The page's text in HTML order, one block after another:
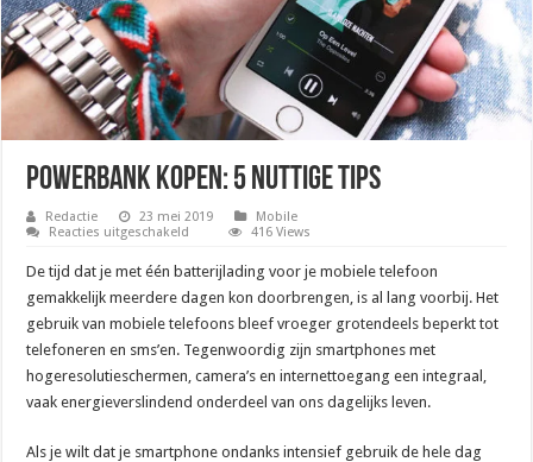
Powerbank kopen: 5 nuttige tips
Redactie 23 mei 2019
Mobile
Reacties uitgeschakeld
kopen:
5
nuttige
tips
416 Views
De tijd dat je met één batterijlading voor je mobiele telefoon
gemakkelijk meerdere dagen kon doorbrengen, is al lang voorbij. Het
gebruik van mobiele telefoons bleef vroeger grotendeels beperkt tot
telefoneren en sms’en. Tegenwoordig zijn smartphones met
hogeresolutieschermen, camera’s en internettoegang een integraal,
vaak energieverslindend onderdeel van ons dagelijks leven.
Als je wilt dat je smartphone ondanks intensief gebruik de hele dag